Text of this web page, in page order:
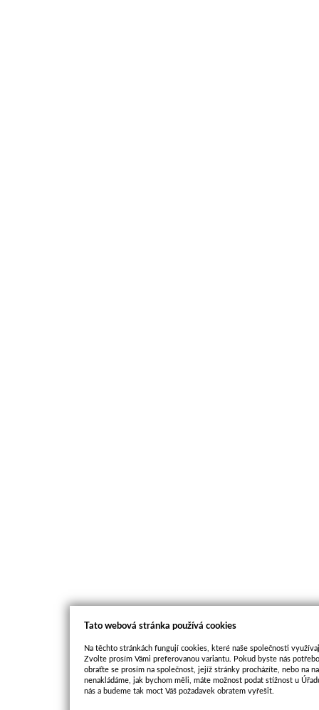
Tato webová stránka používá cookies
Na těchto stránkách fungují cookies, které naše společnosti
Zvolte prosím Vámi preferovanou variantu. Pokud byste nás
obraťte se prosím na společnost, jejíž stránky procházíte, nebo na
nenakládáme, jak bychom měli, máte možnost podat stížnost u
nás a budeme tak moct Váš požadavek obratem vyřešit.